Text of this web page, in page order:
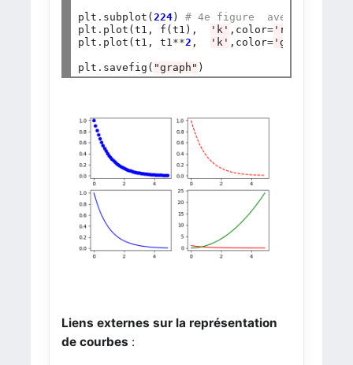
plt . subplot(224 ) # 4e figure  avec 2
plt . plot(t1, f(t1), 'k' ,color= 'red'
plt . plot(t1, t1**2 , 'k' ,color= 'green'
plt . savefig( "graph"
Liens externes sur la représentation
de courbes :